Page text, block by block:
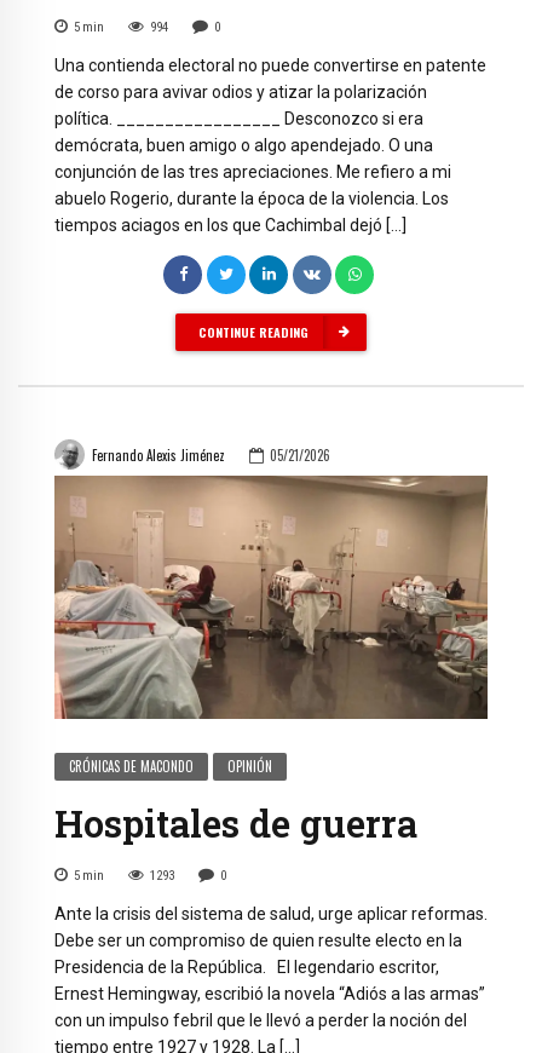
5 min 994 0
Una contienda electoral no puede convertirse en patente
de corso para avivar odios y atizar la polarización
política. _________________ Desconozco si era
demócrata, buen amigo o algo apendejado. O una
conjunción de las tres apreciaciones. Me refiero a mi
abuelo Rogerio, durante la época de la violencia. Los
tiempos aciagos en los que Cachimbal dejó […]
CONTINUE READING
Fernando Alexis Jiménez 05/21/2026
CRÓNICAS DE MACONDO OPINIÓN
Hospitales de guerra
5 min 1293 0
Ante la crisis del sistema de salud, urge aplicar reformas.
Debe ser un compromiso de quien resulte electo en la
Presidencia de la República. El legendario escritor,
Ernest Hemingway, escribió la novela “Adiós a las armas”
con un impulso febril que le llevó a perder la noción del
tiempo entre 1927 y 1928. La […]